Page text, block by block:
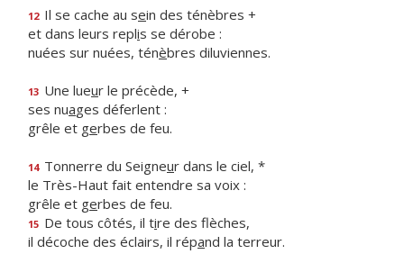
12 Il se cache au sein des ténèbres +
et dans leurs replis se dérobe :
nuées sur nuées, ténèbres diluviennes.
13 Une lueur le précède, +
ses nuages déferlent :
grêle et gerbes de feu.
14 Tonnerre du Seigneur dans le ciel, *
le Très-Haut fait entendre sa voix :
grêle et gerbes de feu.
15 De tous côtés, il tire des flèches,
il décoche des éclairs, il répand la terreur.